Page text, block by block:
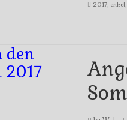
2017, enkel,